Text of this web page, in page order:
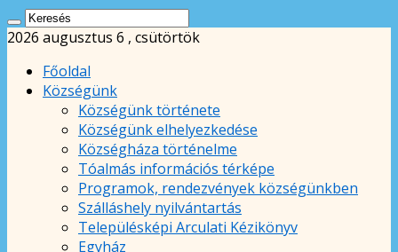
2026 augusztus 6 , csütörtök
Főoldal
Községünk
Községünk története
Községünk elhelyezkedése
Községháza történelme
Tóalmás információs térképe
Programok, rendezvények községünkben
Szálláshely nyilvántartás
Településképi Arculati Kézikönyv
Egyház